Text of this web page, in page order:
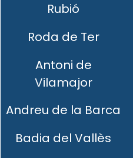
Rubió
Roda de Ter
Antoni de
Vilamajor
Andreu de la Barca
Badia del Vallès